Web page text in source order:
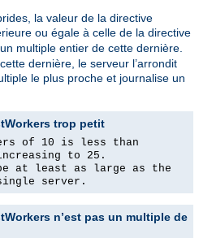
la valeur de la directive
ou égale à celle de la directive
multiple entier de cette dernière.
dernière, le serveur l’arrondit
le plus proche et journalise un
trop petit
of 10 is less than
to 25.
be at least as large as the
server.
n’est pas un multiple de